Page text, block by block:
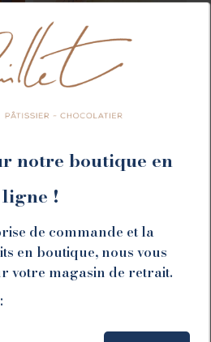
notre boutique en
ligne !
de commande et la
en boutique, nous vous
votre magasin de retrait.
PLAQUE DE RAVIOLES